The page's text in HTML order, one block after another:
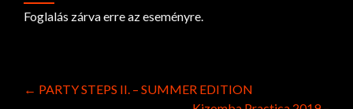
Foglalás zárva erre az eseményre.
Post
← PARTY STEPS II. – SUMMER EDITION